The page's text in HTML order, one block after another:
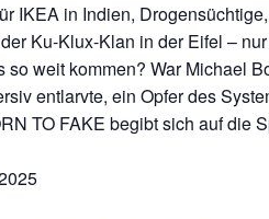
IKEA in Indien,
Ku-Klux-Klan in der Eifel –
so weit kommen? War Michael
entlarvte, ein Opfer des
TO FAKE begibt sich auf die